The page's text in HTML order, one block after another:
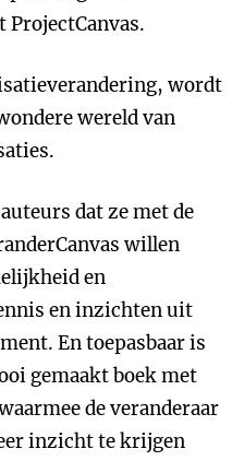
ProjectCanvas.
wordt
wereld van
dat ze met de
willen
en
en inzichten uit
En toepasbaar is
gemaakt boek met
de veranderaar
inzicht te krijgen